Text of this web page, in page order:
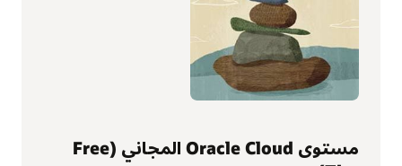
مستوى Oracle Cloud المجاني (Free